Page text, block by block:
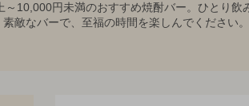
10,000円未満のおすすめ焼酎バー。ひとり
敵なバーで、至福の時間を楽しんでください。